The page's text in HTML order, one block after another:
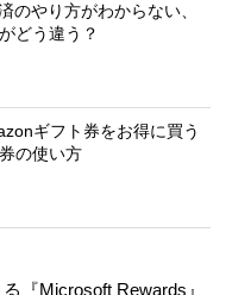
のやり方がわからない、
どう違う？
ギフト券をお得に買う
の使い方
『Microsoft Rewards』